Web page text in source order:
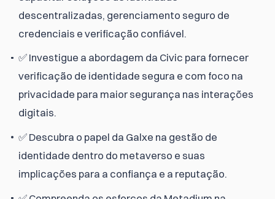
descentralizadas, gerenciamento seguro de
credenciais e verificação confiável.
✅ Investigue a abordagem da Civic para fornecer
verificação de identidade segura e com foco na
privacidade para maior segurança nas interações
digitais.
✅ Descubra o papel da Galxe na gestão de
identidade dentro do metaverso e suas
implicações para a confiança e a reputação.